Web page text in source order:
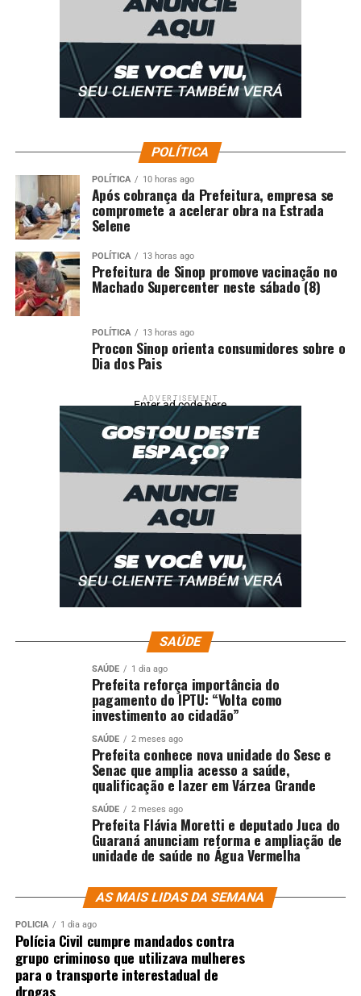
POLÍTICA
POLÍTICA 10 horas ago
Após cobrança da Prefeitura, empresa se
compromete a acelerar obra na Estrada
Selene
POLÍTICA 13 horas ago
Prefeitura de Sinop promove vacinação no
Machado Supercenter neste sábado (8)
POLÍTICA 13 horas ago
Procon Sinop orienta consumidores sobre o
Dia dos Pais
ADVERTISEMENT
Enter ad code here
SAÚDE
SAÚDE 1 dia ago
Prefeita reforça importância do
pagamento do IPTU: “Volta como
investimento ao cidadão”
SAÚDE 2 meses ago
Prefeita conhece nova unidade do Sesc e
Senac que amplia acesso a saúde,
qualificação e lazer em Várzea Grande
SAÚDE 2 meses ago
Prefeita Flávia Moretti e deputado Juca do
Guaraná anunciam reforma e ampliação de
unidade de saúde no Água Vermelha
AS MAIS LIDAS DA SEMANA
POLÍCIA 1 dia ago
Polícia Civil cumpre mandados contra
grupo criminoso que utilizava mulheres
para o transporte interestadual de
drogas